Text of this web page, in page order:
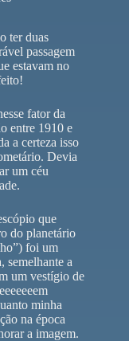
ter duas
passagem
estavam no
fator da
entre 1910 e
a certeza isso
Devia
um céu
que
do planetário
foi um
semelhante a
um vestígio de
minha
na época
a imagem.